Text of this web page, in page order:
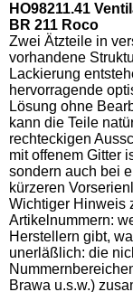
HO98211.41
BR 211 Roco
Zwei Ätzteile in
vorhandene
Lackierung
hervorragende
Lösung ohne
kann die Teile
rechteckigen
mit offenem Gitter
sondern auch bei
kürzeren
Wichtiger Hinweis
Artikelnummern:
Herstellern gibt,
unerläßlich: die
Brawa u.s.w.)